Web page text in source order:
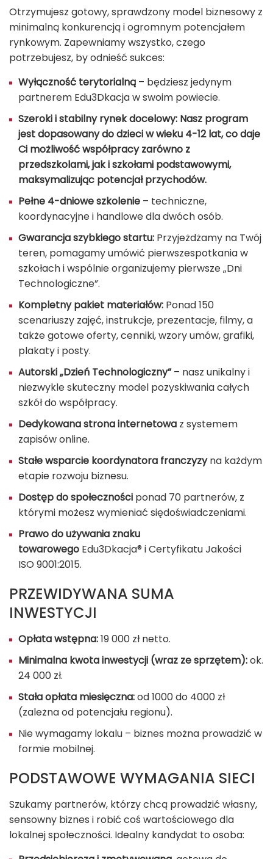
Otrzymujesz gotowy, sprawdzony model biznesowy z
minimalną konkurencją i ogromnym potencjałem
rynkowym. Zapewniamy wszystko, czego
potrzebujesz, by odnieść sukces:
Wyłączność terytorialną – będziesz jedynym
partnerem Edu3Dkacja w swoim powiecie.
Szeroki i stabilny rynek docelowy: Nasz program
jest dopasowany do dzieci w wieku 4-12 lat, co daje
Ci możliwość współpracy zarówno z
przedszkolami, jak i szkołami podstawowymi,
maksymalizując potencjał przychodów.
Pełne 4-dniowe szkolenie – techniczne,
koordynacyjne i handlowe dla dwóch osób.
Gwarancja szybkiego startu: Przyjeżdżamy na Twój
teren, pomagamy umówić pierwszespotkania w
szkołach i wspólnie organizujemy pierwsze „Dni
Technologiczne”.
Kompletny pakiet materiałów: Ponad 150
scenariuszy zajęć, instrukcje, prezentacje, filmy, a
także gotowe oferty, cenniki, wzory umów, grafiki,
plakaty i posty.
Autorski „Dzień Technologiczny”– nasz unikalny i
niezwykle skuteczny model pozyskiwania całych
szkół do współpracy.
Dedykowana strona internetowa z systemem
zapisów online.
Stałe wsparcie koordynatora franczyzyna każdym
etapie rozwoju biznesu.
Dostęp do społeczności ponad 70 partnerów, z
którymi możesz wymieniać siędoświadczeniami.
Prawo do używania znaku
towarowego Edu3Dkacja® i Certyfikatu Jakości
ISO 9001:2015.
PRZEWIDYWANA SUMA
INWESTYCJI
Opłata wstępna:19 000 zł netto.
Minimalna kwota inwestycji (wraz ze sprzętem):ok.
24 000 zł.
Stała opłata miesięczna:od 1000 do 4000 zł
(zależna od potencjału regionu).
Nie wymagamy lokalu – biznes można prowadzić w
formie mobilnej.
PODSTAWOWE WYMAGANIA SIECI
Szukamy partnerów, którzy chcą prowadzić własny,
sensowny biznes i robić coś wartościowego dla
lokalnej społeczności. Idealny kandydat to osoba: